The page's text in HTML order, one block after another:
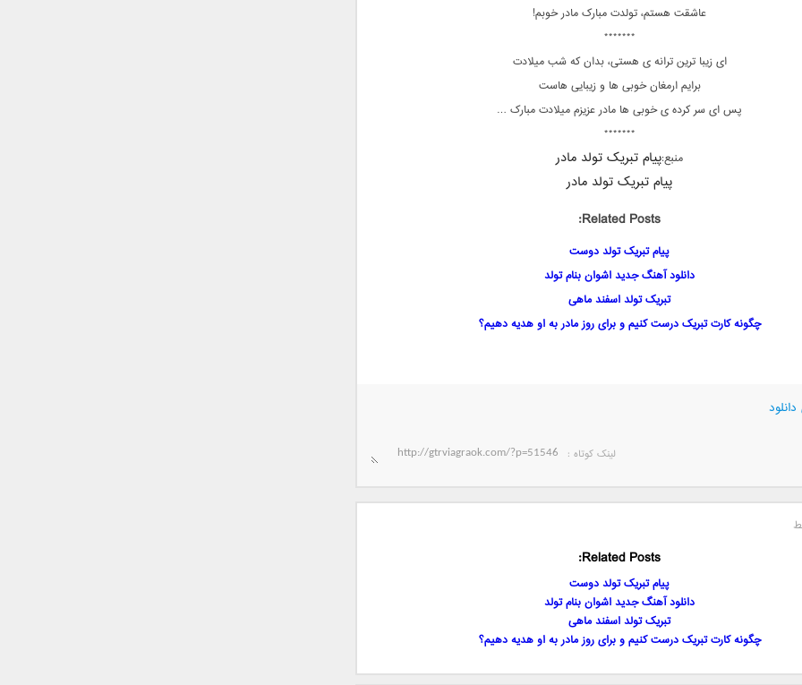
عاشقت هستم، تولدت مبارک مادر خوبم!
*******
ای زیبا ترین ترانه ی هستی، بدان که شب میلادت
برایم ارمغان خوبی ها و زیبایی هاست
پس ای سر کرده ی خوبی ها مادر عزیزم میلادت مبارک …
*******
منبع:پیام تبریک تولد مادر
پیام تبریک تولد مادر
Related Posts:
پیام تبریک تولد دوست
دانلود آهنگ جدید اشوان بنام تولد
تبریک تولد اسفند ماهی
چگونه کارت تبریک درست کنیم و برای روز مادر به او هدیه دهیم؟
لینک کوتاه‌ :
Related Posts:
پیام تبریک تولد دوست
دانلود آهنگ جدید اشوان بنام تولد
تبریک تولد اسفند ماهی
چگونه کارت تبریک درست کنیم و برای روز مادر به او هدیه دهیم؟